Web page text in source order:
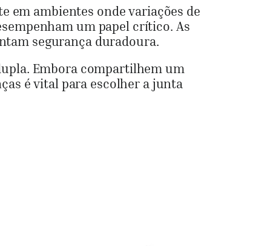
em ambientes onde variações de
um papel crítico. As
segurança duradoura.
Embora compartilhem um
é vital para escolher a junta